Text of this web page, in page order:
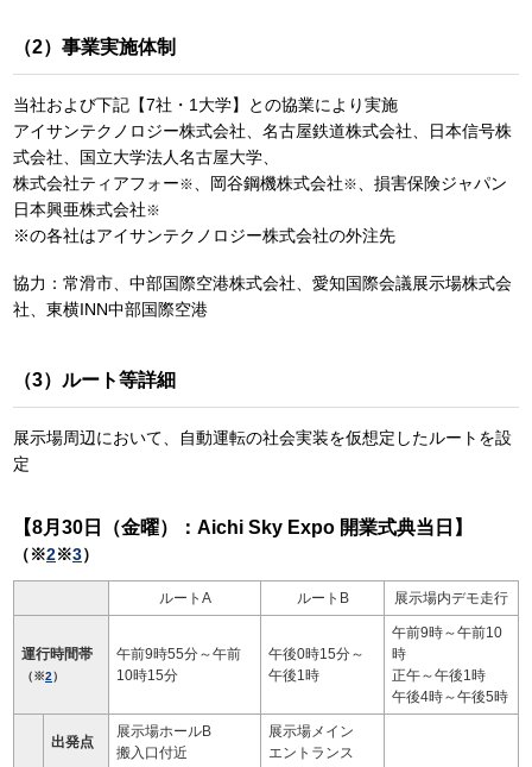
（2）事業実施体制
当社および下記【7社・1大学】との協業により実施
アイサンテクノロジー株式会社、名古屋鉄道株式会社、日本信号株
式会社、国立大学法人名古屋大学、
株式会社ティアフォー※ 、岡谷鋼機株式会社※
、損害保険ジャパン
日本興亜株式会社※
※の各社はアイサンテクノロジー株式会社の外注先
協力：常滑市、中部国際空港株式会社、愛知国際会議展示場株式会
社、東横INN中部国際空港
（3）ルート等詳細
展示場周辺において、自動運転の社会実装を仮想定したルートを設
定
【8月30日（金曜）：Aichi Sky Expo 開業式典当日】
（※2※3）
ルートA ルートB 展示場内デモ走行
運行時間帯
（※2）
午前9時55分～午前
10時15分
午後0時15分～
午後1時
午前9時～午前10
時
正午～午後1時
午後4時～午後5時
出発点
展示場ホールB
搬入口付近
展示場メイン
エントランス